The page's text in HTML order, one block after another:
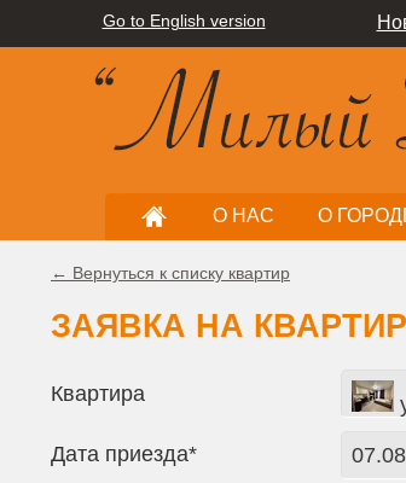
Go to English version
О НАС О
← Вернуться к списку квартир
ЗАЯВКА НА
Квартира
Дата приезда*